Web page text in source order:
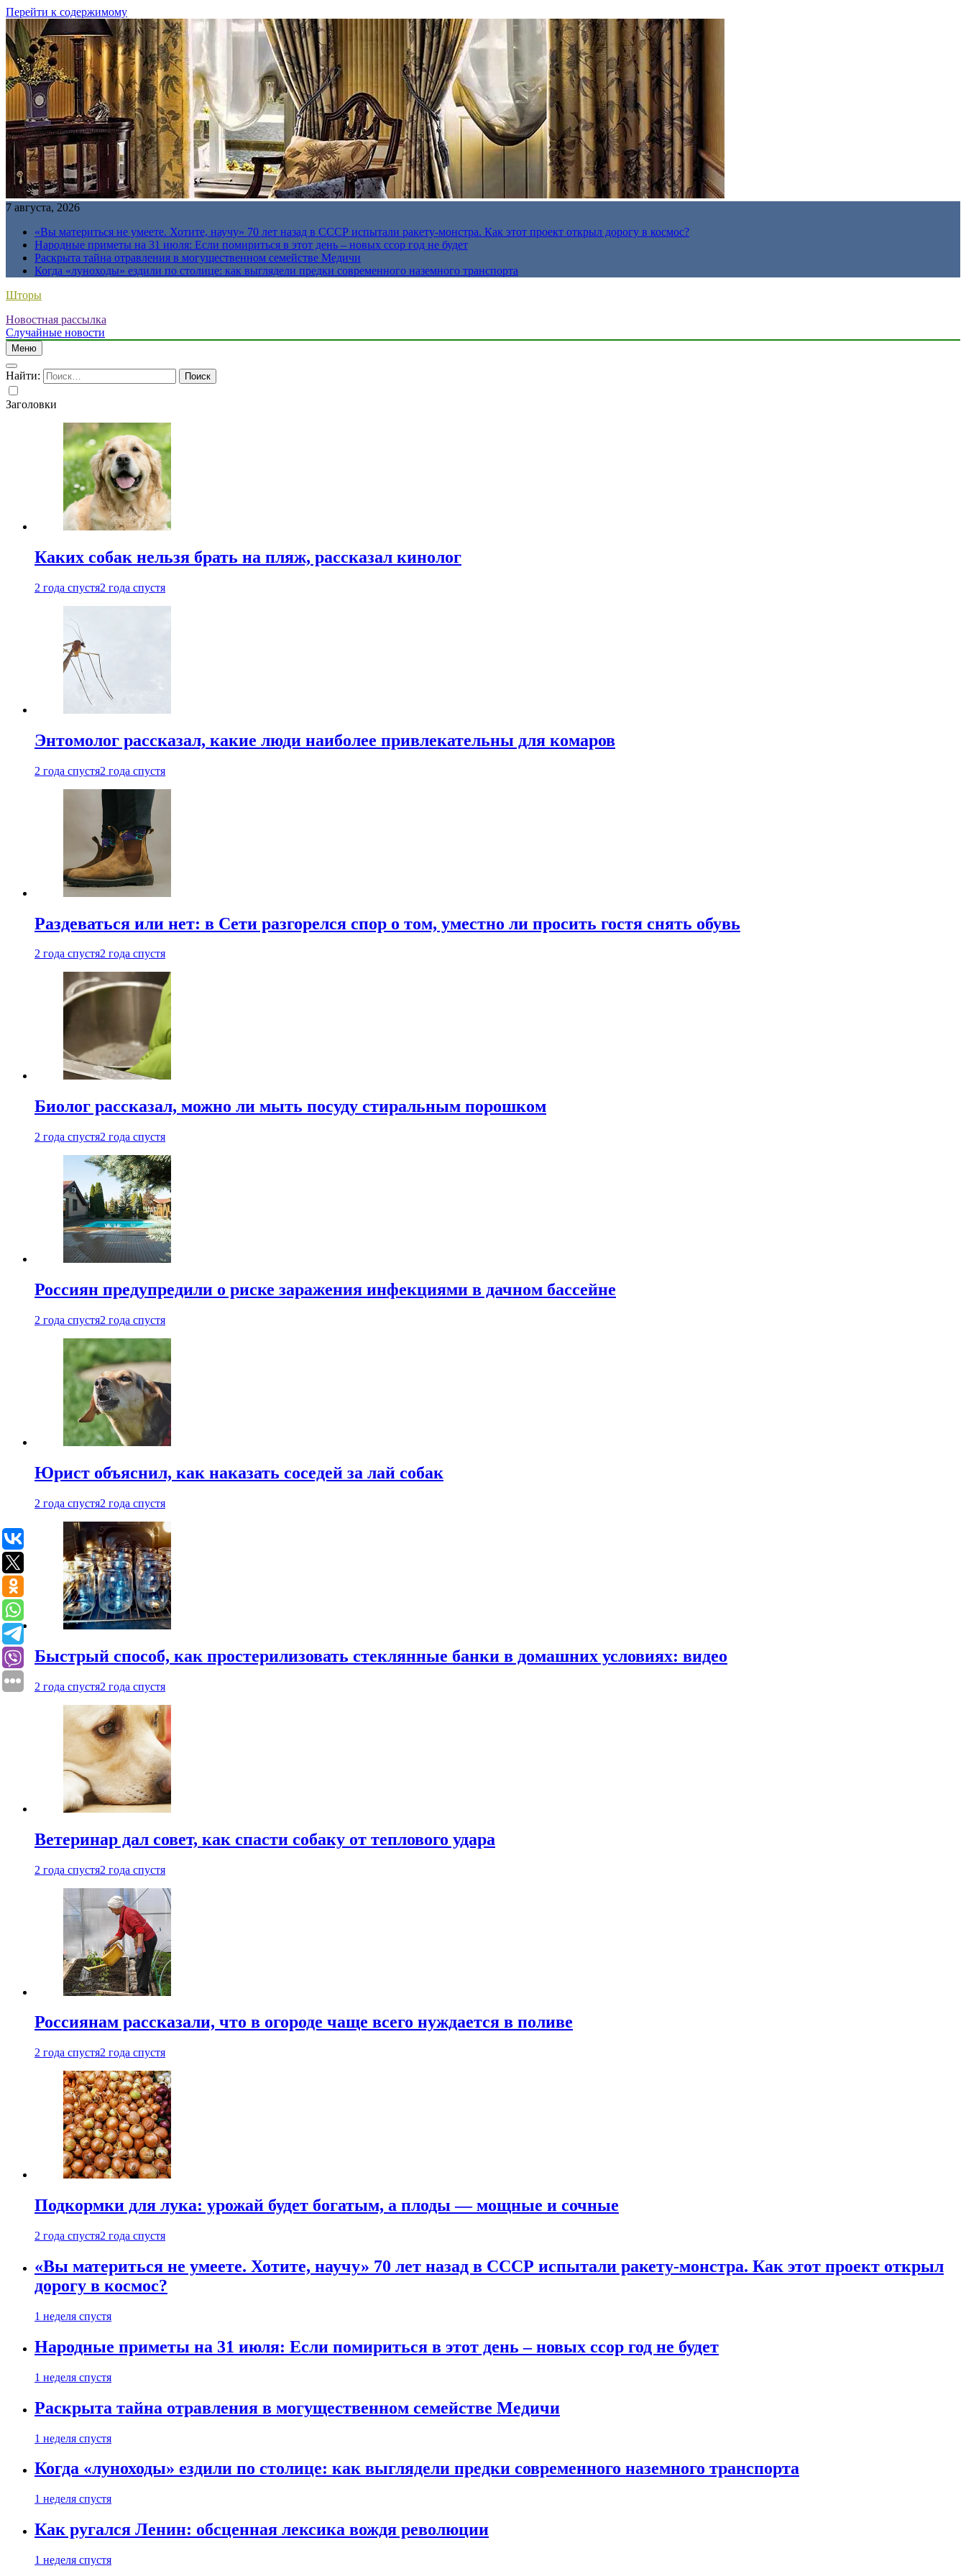
Перейти к содержимому
7 августа, 2026
«Вы материться не умеете. Хотите, научу» 70 лет назад в СССР испытали ракету-монстра. Как этот проект открыл дорогу в космос?
Народные приметы на 31 июля: Если помириться в этот день – новых ссор год не будет
Раскрыта тайна отравления в могущественном семействе Медичи
Когда «луноходы» ездили по столице: как выглядели предки современного наземного транспорта
Шторы
Новостная рассылка
Случайные новости
Меню
Найти:
Заголовки
Каких собак нельзя брать на пляж, рассказал кинолог
2 года спустя2 года спустя
Энтомолог рассказал, какие люди наиболее привлекательны для комаров
2 года спустя2 года спустя
Раздеваться или нет: в Сети разгорелся спор о том, уместно ли просить гостя снять обувь
2 года спустя2 года спустя
Биолог рассказал, можно ли мыть посуду стиральным порошком
2 года спустя2 года спустя
Россиян предупредили о риске заражения инфекциями в дачном бассейне
2 года спустя2 года спустя
Юрист объяснил, как наказать соседей за лай собак
2 года спустя2 года спустя
Быстрый способ, как простерилизовать стеклянные банки в домашних условиях: видео
2 года спустя2 года спустя
Ветеринар дал совет, как спасти собаку от теплового удара
2 года спустя2 года спустя
Россиянам рассказали, что в огороде чаще всего нуждается в поливе
2 года спустя2 года спустя
Подкормки для лука: урожай будет богатым, а плоды — мощные и сочные
2 года спустя2 года спустя
«Вы материться не умеете. Хотите, научу» 70 лет назад в СССР испытали ракету-монстра. Как этот проект открыл
дорогу в космос?
1 неделя спустя
Народные приметы на 31 июля: Если помириться в этот день – новых ссор год не будет
1 неделя спустя
Раскрыта тайна отравления в могущественном семействе Медичи
1 неделя спустя
Когда «луноходы» ездили по столице: как выглядели предки современного наземного транспорта
1 неделя спустя
Как ругался Ленин: обсценная лексика вождя революции
1 неделя спустя